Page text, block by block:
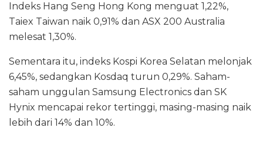
Indeks Hang Seng Hong Kong menguat 1,22%,
Taiex Taiwan naik 0,91% dan ASX 200 Australia
melesat 1,30%.
Sementara itu, indeks Kospi Korea Selatan melonjak
6,45%, sedangkan Kosdaq turun 0,29%. Saham-
saham unggulan Samsung Electronics dan SK
Hynix mencapai rekor tertinggi, masing-masing naik
lebih dari 14% dan 10%.